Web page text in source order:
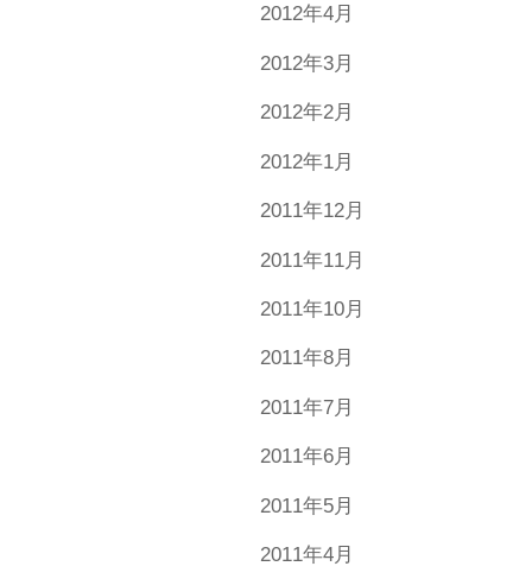
2012年4月
2012年3月
2012年2月
2012年1月
2011年12月
2011年11月
2011年10月
2011年8月
2011年7月
2011年6月
2011年5月
2011年4月